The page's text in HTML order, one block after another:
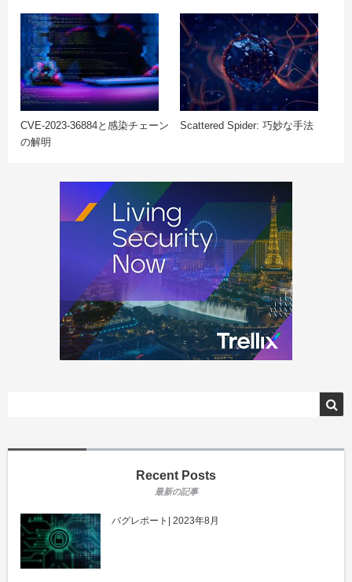
CVE-2023-36884と感染チェーン
の解明
Scattered Spider: 巧妙な手法
Recent Posts
バグレポート| 2023年8月